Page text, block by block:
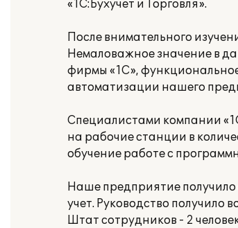
«1С:Бухучет и Торговля».
После внимательного
Немаловажное значение в
фирмы «1С»,
автоматизации нашего
Специалистами компании
на рабочие станции в
обучение работе с
Наше предприятие
учет. Руководство получило
Штат сотрудников - 2